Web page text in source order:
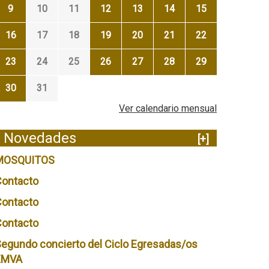
9 10 11 12 13 14 15
16 17 18 19 20 21 22
23 24 25 26 27 28 29
30
31
Ver calendario mensual
Novedades
[+]
concierto del Ciclo Egresadas/os